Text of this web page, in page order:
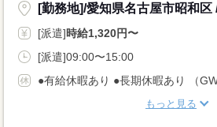
[勤務地]/愛知県名古屋市昭和区
[派遣]時給1,320円〜
[派遣]09:00〜15:00
もっと見る